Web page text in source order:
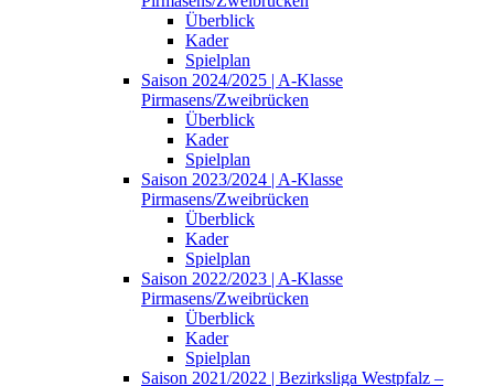
Überblick
Kader
Spielplan
Saison 2024/2025 | A-Klasse
Pirmasens/Zweibrücken
Überblick
Kader
Spielplan
Saison 2023/2024 | A-Klasse
Pirmasens/Zweibrücken
Überblick
Kader
Spielplan
Saison 2022/2023 | A-Klasse
Pirmasens/Zweibrücken
Überblick
Kader
Spielplan
Saison 2021/2022 | Bezirksliga Westpfalz –